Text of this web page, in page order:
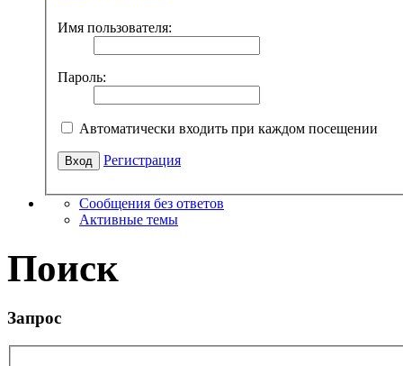
Имя пользователя:
Пароль:
Автоматически входить при каждом посещении
Регистрация
Сообщения без ответов
Активные темы
Поиск
Запрос